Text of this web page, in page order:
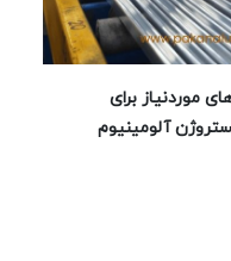
موردنیاز برای
آلومینیوم